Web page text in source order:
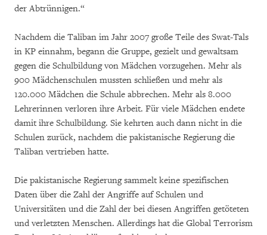
der Abtrünnigen.“
Nachdem die Taliban im Jahr 2007 große Teile des Swat-Tals
in KP einnahm, begann die Gruppe, gezielt und gewaltsam
gegen die Schulbildung von Mädchen vorzugehen. Mehr als
900 Mädchenschulen mussten schließen und mehr als
120.000 Mädchen die Schule abbrechen. Mehr als 8.000
Lehrerinnen verloren ihre Arbeit. Für viele Mädchen endete
damit ihre Schulbildung. Sie kehrten auch dann nicht in die
Schulen zurück, nachdem die pakistanische Regierung die
Taliban vertrieben hatte.
Die pakistanische Regierung sammelt keine spezifischen
Daten über die Zahl der Angriffe auf Schulen und
Universitäten und die Zahl der bei diesen Angriffen getöteten
und verletzten Menschen. Allerdings hat die Global Terrorism